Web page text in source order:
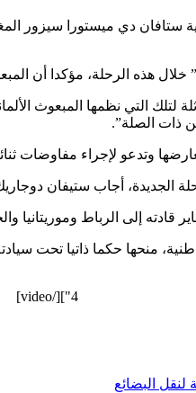
ستافان دي ميستورا سيزور
هذه الرحلة، مؤكدا أن
ذات الصلة”.
وتدعو لإجراء مفاوضات
الجديدة، أجاب ستيفان
إلى الرباط وموريتانيا
المنطقة الغنية بالموارد الباطنية،
4"][/video]
البضائع